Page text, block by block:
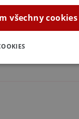
všechny cookies
MARKETINGOVÉ